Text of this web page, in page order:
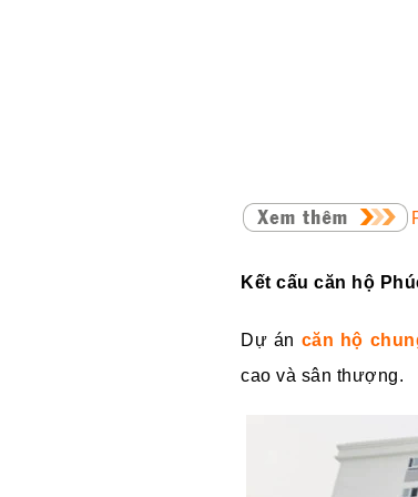
Kết cấu căn hộ
Dự án căn hộ
cao và sân thượng.